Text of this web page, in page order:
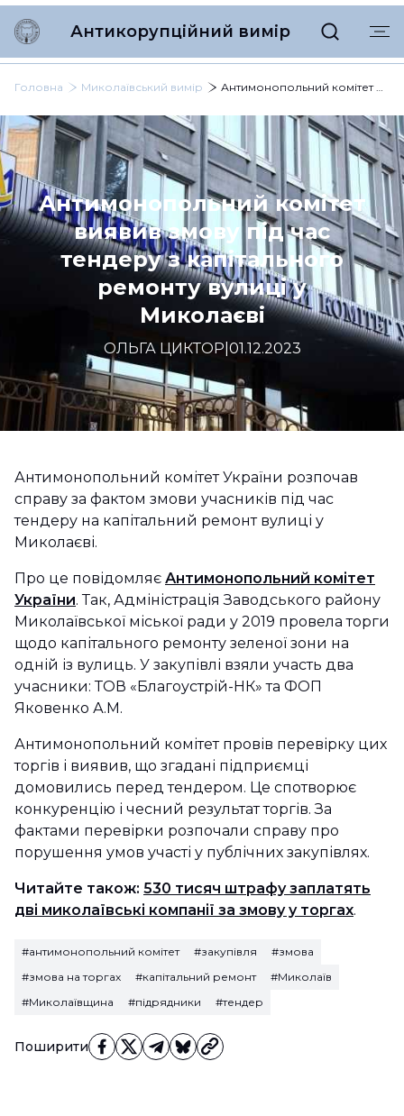
Антикорупційний вимір
Головна Миколаївський вимір Антимонопольний комітет виявив змову під час тендеру з капітального ремонту вулиці у Миколаєві
Антимонопольний комітет
виявив змову під час
тендеру з капітального
ремонту вулиці у
Миколаєві
ОЛЬГА ЦИКТОР 01.12.2023
Поширити
Антимонопольний комітет України розпочав
справу за фактом змови учасників під час
тендеру на капітальний ремонт вулиці у
Миколаєві.
Про це повідомляє Антимонопольний комітет
України. Так, Адміністрація Заводського району
Миколаївської міської ради у 2019 провела торги
щодо капітального ремонту зеленої зони на
одній із вулиць. У закупівлі взяли участь два
учасники: ТОВ «Благоустрій-НК» та ФОП
Яковенко А.М.
Антимонопольний комітет провів перевірку цих
торгів і виявив, що згадані підприємці
домовились перед тендером. Це спотворює
конкуренцію і чесний результат торгів. За
фактами перевірки розпочали справу про
порушення умов участі у публічних закупівлях.
Читайте також: 530 тисяч штрафу заплатять
дві миколаївські компанії за змову у торгах.
#антимонопольний комітет #закупівля
#змова
#змова на торгах
#капітальний ремонт
#Миколаїв
#Миколаївщина
#підрядники #тендер